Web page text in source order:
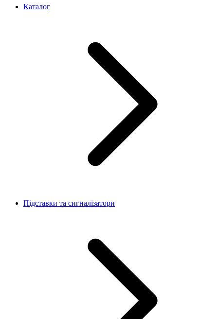
Каталог
Підставки та сигналізатори